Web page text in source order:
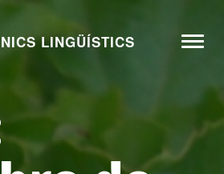
LINGÜÍSTICS